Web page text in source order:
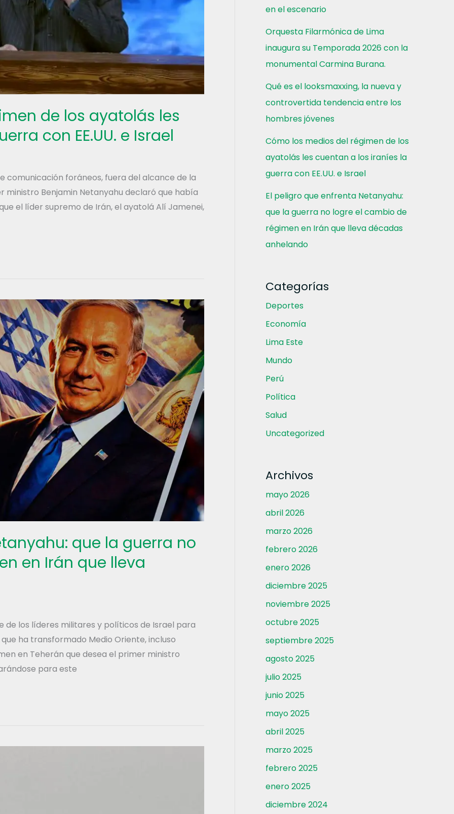
de los ayatolás les
con EE.UU. e Israel
comunicación foráneos, fuera del alcance de la
ministro Benjamin Netanyahu declaró que había
el líder supremo de Irán, el ayatolá Alí Jamenei,
que la guerra no
en Irán que lleva
los líderes militares y políticos de Israel para
ha transformado Medio Oriente, incluso
en Teherán que desea el primer ministro
para este
en el escenario
Orquesta Filarmónica de Lima
inaugura su Temporada 2026 con la
monumental Carmina Burana.
Qué es el looksmaxxing, la nueva y
controvertida tendencia entre los
hombres jóvenes
Cómo los medios del régimen de los
ayatolás les cuentan a los iraníes la
guerra con EE.UU. e Israel
El peligro que enfrenta Netanyahu:
que la guerra no logre el cambio de
régimen en Irán que lleva décadas
anhelando
Categorías
Deportes
Economía
Lima Este
Mundo
Perú
Política
Salud
Uncategorized
Archivos
mayo 2026
abril 2026
marzo 2026
febrero 2026
enero 2026
diciembre 2025
noviembre 2025
octubre 2025
septiembre 2025
agosto 2025
julio 2025
junio 2025
mayo 2025
abril 2025
marzo 2025
febrero 2025
enero 2025
diciembre 2024